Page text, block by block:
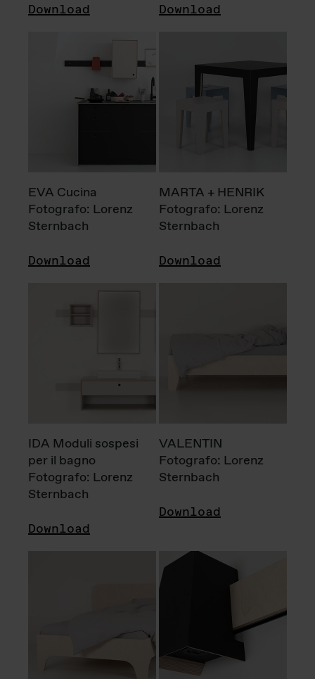
Download Download
EVA Cucina
Fotografo: Lorenz
Sternbach
Download
MARTA + HENRIK
Fotografo: Lorenz
Sternbach
Download
IDA Moduli sospesi
per il bagno
Fotografo: Lorenz
Sternbach
Download
VALENTIN
Fotografo: Lorenz
Sternbach
Download